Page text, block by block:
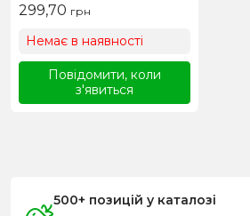
299,70 грн
Немає в наявності
Повідомити, коли
з'явиться
500+ позицій у каталозі